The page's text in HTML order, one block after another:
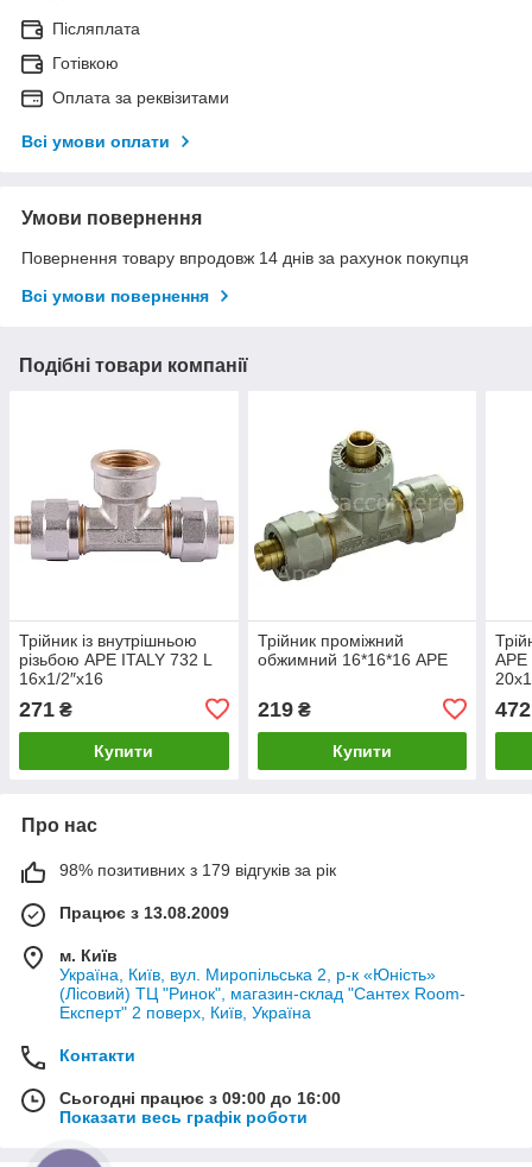
Післяплата
Готівкою
Оплата за реквізитами
Всі умови оплати
Умови повернення
Повернення товару впродовж 14 днів за рахунок покупця
Всі умови повернення
Подібні товари компанії
Трійник із внутрішньою
різьбою APE ITALY 732 L
16x1/2″x16
271 ₴
Купити
Трійник проміжний
обжимний 16*16*16 APE
219₴
Купити
APE
472
Про нас
98% позитивних з 179 відгуків за рік
Працює з 13.08.2009
м. Київ
Україна, Київ, вул. Миропільська 2, р-к «Юність»
(Лісовий) ТЦ "Ринок", магазин-склад "Сантех Room-
Експерт" 2 поверх, Київ, Україна
Контакти
Сьогодні працює з 09:00 до 16:00
Показати весь графік роботи